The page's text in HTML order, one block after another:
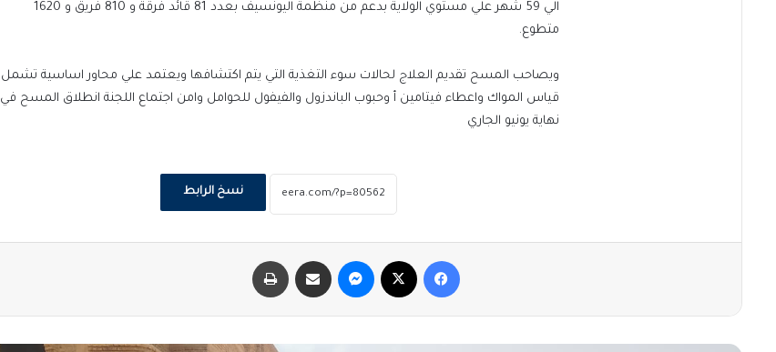
الي 59 شهر علي مستوي الولاية بدعم من منظمة اليونسيف بعدد 81 قائد فرقة و 810 فريق و 1620
متطوع.
ويصاحب المسح تقديم العلاج لحالات سوء التغذية التي يتم اكتشافها ويعتمد علي محاور اساسية تشمل
قياس المواك واعطاء فيتامين أ وحبوب الباندزول والفيفول للحوامل وامن اجتماع اللجنة انطلاق المسح في
نهاية يونيو الجاري
نسخ الرابط
فيسبوك ماسنجر مشاركة عبر البريد